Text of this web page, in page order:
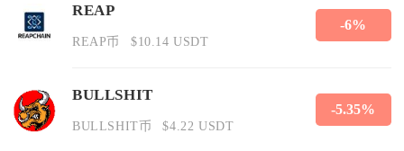
REAP
REAP币 $10.14 USDT
-6%
BULLSHIT
BULLSHIT币 $4.22 USDT
-5.35%